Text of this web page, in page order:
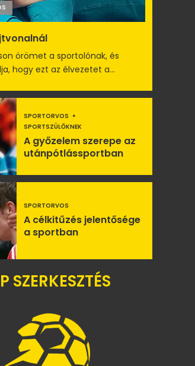
örömet a sportolónak, és
hogy ezt az élvezetet a...
SPORTORVOS
SPORTSZÜLŐKNEK
A győzelem szerepe az
utánpótlássportban
SPORTORVOS
A célkitűzés jelentősége
a sportban
SZERKESZTÉS